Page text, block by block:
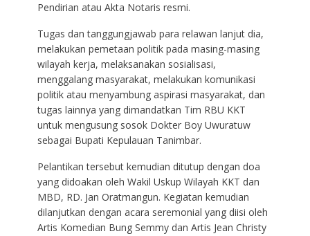
Pendirian atau Akta Notaris resmi.
Tugas dan tanggungjawab para relawan lanjut dia,
melakukan pemetaan politik pada masing-masing
wilayah kerja, melaksanakan sosialisasi,
menggalang masyarakat, melakukan komunikasi
politik atau menyambung aspirasi masyarakat, dan
tugas lainnya yang dimandatkan Tim RBU KKT
untuk mengusung sosok Dokter Boy Uwuratuw
sebagai Bupati Kepulauan Tanimbar.
Pelantikan tersebut kemudian ditutup dengan doa
yang didoakan oleh Wakil Uskup Wilayah KKT dan
MBD, RD. Jan Oratmangun. Kegiatan kemudian
dilanjutkan dengan acara seremonial yang diisi oleh
Artis Komedian Bung Semmy dan Artis Jean Christy